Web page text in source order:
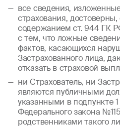
все сведения,
страхования,
содержанием ст. 944 ГК
с тем, что ложные
фактов, касающихся
Застрахованного лица,
отказать в страховой
ни Страхователь, ни
являются публичными
указанными в подпункте 1
Федерального закона
родственниками такого